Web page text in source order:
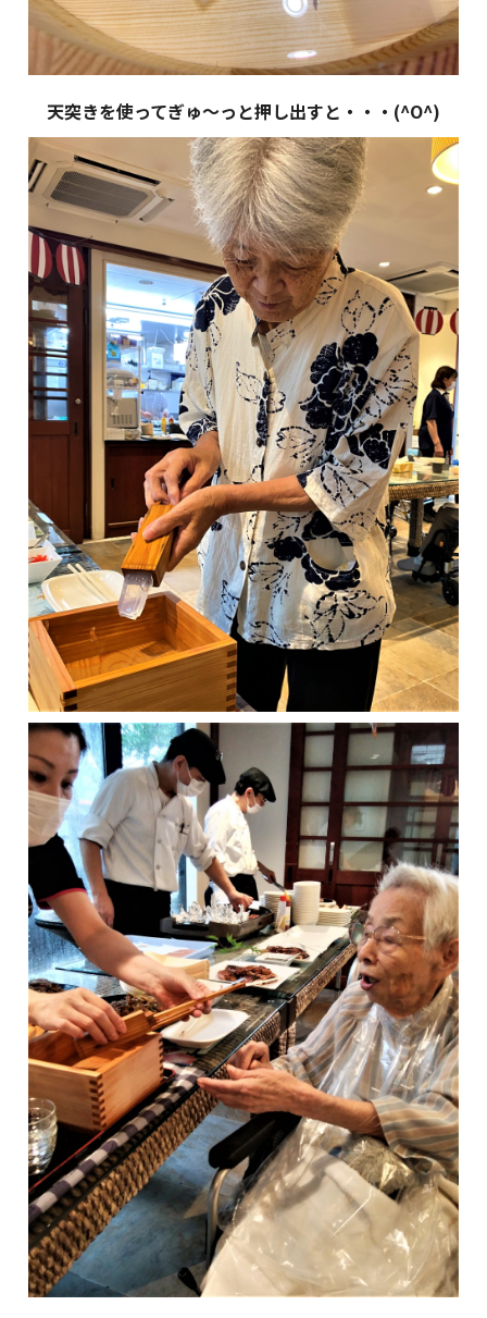
天突きを使ってぎゅ～っと押し出すと・・・(^O^)